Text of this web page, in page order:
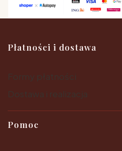
Linki w stopce
Płatności i dostawa
Pomoc